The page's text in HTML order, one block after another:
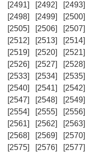
[2491]
[2492] [2493]
[2498]
[2499] [2500]
[2505]
[2506] [2507]
[2512]
[2513] [2514]
[2519]
[2520] [2521]
[2526]
[2527] [2528]
[2533]
[2534] [2535]
[2540]
[2541] [2542]
[2547]
[2548] [2549]
[2554]
[2555] [2556]
[2561]
[2562] [2563]
[2568]
[2569] [2570]
[2575]
[2576] [2577]